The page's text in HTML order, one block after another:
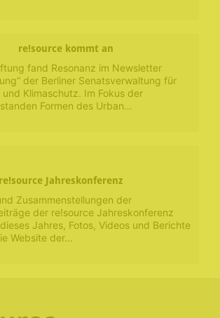
re!source kommt an
fand Resonanz im Newsletter
der Berliner Senatsverwaltung für
Klimaschutz. Im Fokus der
Formen des Urban…
Jahreskonferenz
Zusammenstellungen der
der re!source Jahreskonferenz
Jahres, Fotos, Videos und Berichte
Website der…